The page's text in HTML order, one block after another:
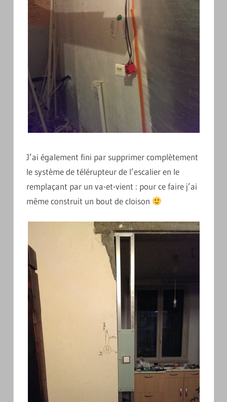
J’ai également fini par supprimer complètement
le système de télérupteur de l’escalier en le
remplaçant par un va-et-vient : pour ce faire j’ai
même construit un bout de cloison